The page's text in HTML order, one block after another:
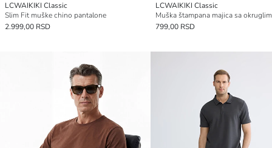
LCWAIKIKI Classic
Slim Fit muške chino pantalone
2.999,00 RSD
LCWAIKIKI Classic
799,00 RSD